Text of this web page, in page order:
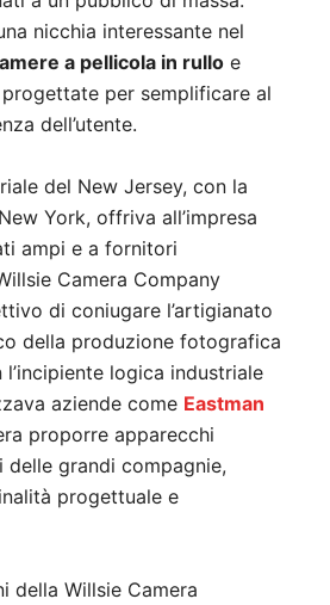
nicchia interessante nel
a pellicola in rullo e
per semplificare al
dell’utente.
del New Jersey, con la
York, offriva all’impresa
ampi e a fornitori
Camera Company
di coniugare l’artigianato
della produzione fotografica
logica industriale
aziende come Eastman
proporre apparecchi
delle grandi compagnie,
progettuale e
della Willsie Camera